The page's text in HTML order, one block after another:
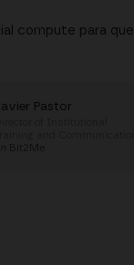
compute para que
Pastor
Bit2Me